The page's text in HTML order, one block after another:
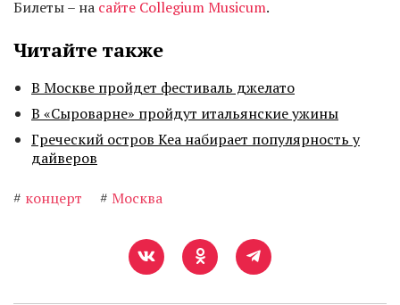
Билеты – на сайте Collegium Musicum.
Читайте также
В Москве пройдет фестиваль джелато
В «Сыроварне» пройдут итальянские ужины
Греческий остров Кеа набирает популярность у
дайверов
# концерт # Москва